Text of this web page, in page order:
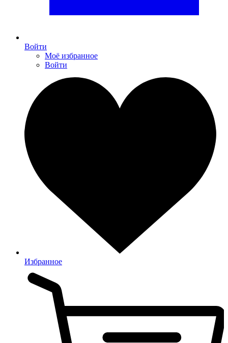
Войти
Моё избранное
Войти
Избранное